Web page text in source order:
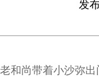
发
老和尚带着小沙弥